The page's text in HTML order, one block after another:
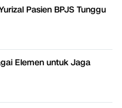
Pasien BPJS Tunggu
Elemen untuk Jaga